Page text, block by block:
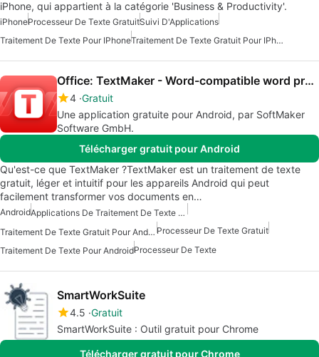
iPhone, qui appartient à la catégorie 'Business & Productivity'.
iPhoneProcesseur De Texte GratuitSuivi D'Applications
Traitement De Texte Pour IPhone
Traitement De Texte Gratuit Pour IPhone
Office: TextMaker - Word-compatible word processor
4 Gratuit
Une application gratuite pour Android, par SoftMaker
Software GmbH.
Télécharger gratuit pour Android
Qu'est-ce que TextMaker ?TextMaker est un traitement de texte
gratuit, léger et intuitif pour les appareils Android qui peut
facilement transformer vos documents en…
Android
Applications De Traitement De Texte Gratuites Pour Android
Traitement De Texte Gratuit Pour Android Processeur De Texte Gratuit
Traitement De Texte Pour AndroidProcesseur De Texte
SmartWorkSuite
4.5 Gratuit
SmartWorkSuite : Outil gratuit pour Chrome
Télécharger gratuit pour Chrome